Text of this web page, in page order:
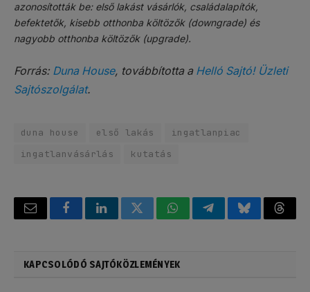
azonosították be: első lakást vásárlók, családalapítók,
befektetők, kisebb otthonba költözők (downgrade) és
nagyobb otthonba költözők (upgrade).
Forrás: Duna House, továbbította a Helló Sajtó! Üzleti
Sajtószolgálat.
duna house első lakás
ingatlanpiac
ingatlanvásárlás
kutatás
Email FacebookLinkedInTwitterWhatsAppTelegramBluesky
KAPCSOLÓDÓ SAJTÓKÖZLEMÉNYEK